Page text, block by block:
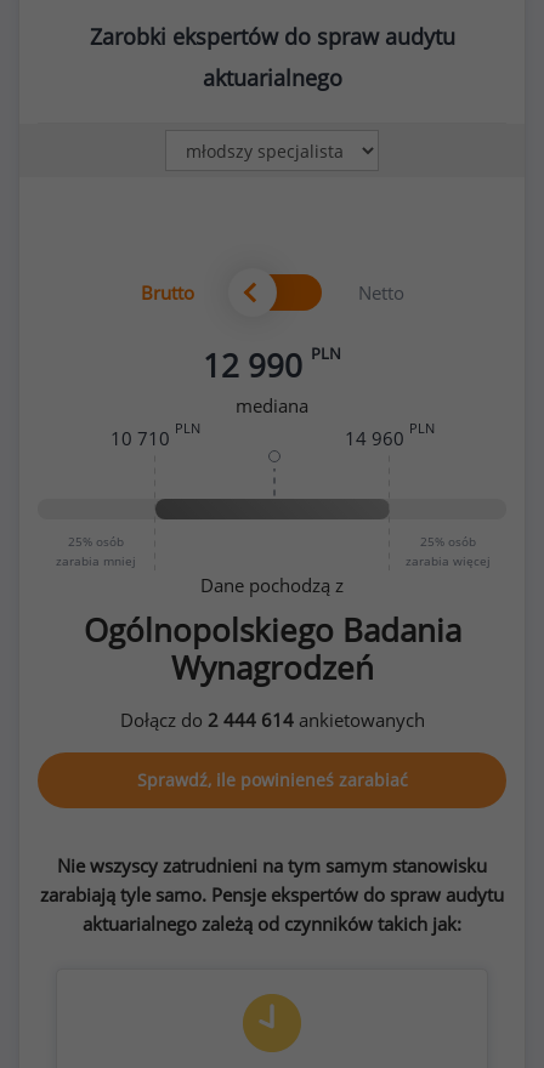
Zarobki ekspertów do spraw audytu
aktuarialnego
Brutto Netto
12 990 PLN
mediana
25% osób
zarabia mniej
25% osób
zarabia więcej
10 710 PLN 14 960 PLN
Dane pochodzą z
Ogólnopolskiego Badania
Wynagrodzeń
Dołącz do 2 444 614ankietowanych
Sprawdź, ile powinieneś zarabiać
Nie wszyscy zatrudnieni na tym samym stanowisku
zarabiają tyle samo. Pensje ekspertów do spraw audytu
aktuarialnego zależą od czynników takich jak: